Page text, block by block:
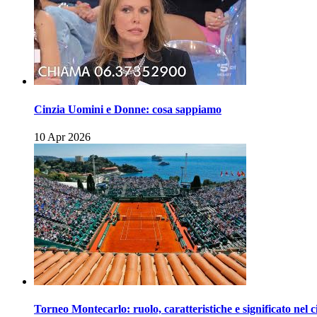
Cinzia Uomini e Donne: cosa sappiamo
10 Apr 2026
Torneo Montecarlo: ruolo, caratteristiche e significato nel